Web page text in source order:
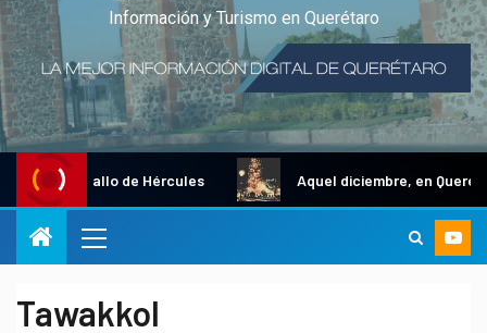
Información y Turismo en Querétaro
Gallo de Hércules Aquel diciembre, en Querétaro
Tawakkol